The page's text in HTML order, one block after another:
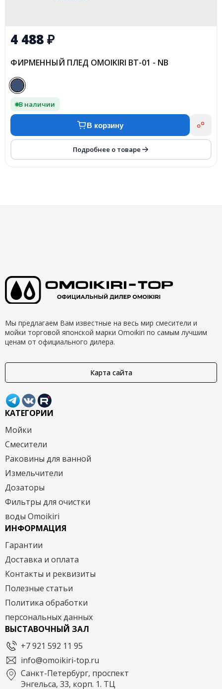
4 488₽
ФИРМЕННЫЙ ПЛЕД OMOIKIRI BT-01 - NB
В наличии
В корзину
Подробнее о товаре
Мы предлагаем Вам известные на весь мир смесители и
мойки торговой японской марки Omoikiri по самым лучшим
ценам от официального дилера.
Карта сайта
КАТЕГОРИИ
Мойки
Смесители
Раковины для ванной
Измельчители
Дозаторы
Фильтры для очистки
воды Omoikiri
ИНФОРМАЦИЯ
Гарантии
Доставка и оплата
Контакты и реквизиты
Полезные статьи
Политика обработки
персональных данных
ВЫСТАВОЧНЫЙ ЗАЛ
+7 921 592 11 95
info@omoikiri-top.ru
Санкт-Петербург, проспект
Энгельса, 33, корп. 1. ТЦ